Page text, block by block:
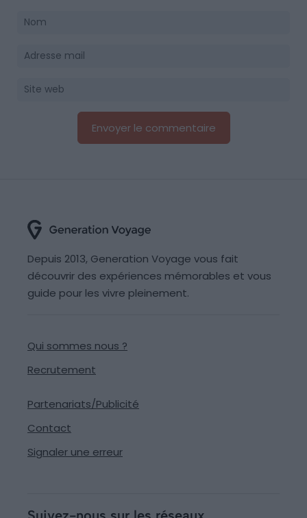
Depuis 2013, Generation Voyage vous fait
découvrir des expériences mémorables et vous
guide pour les vivre pleinement.
Qui sommes nous ?
Recrutement
Partenariats/Publicité
Contact
Signaler une erreur